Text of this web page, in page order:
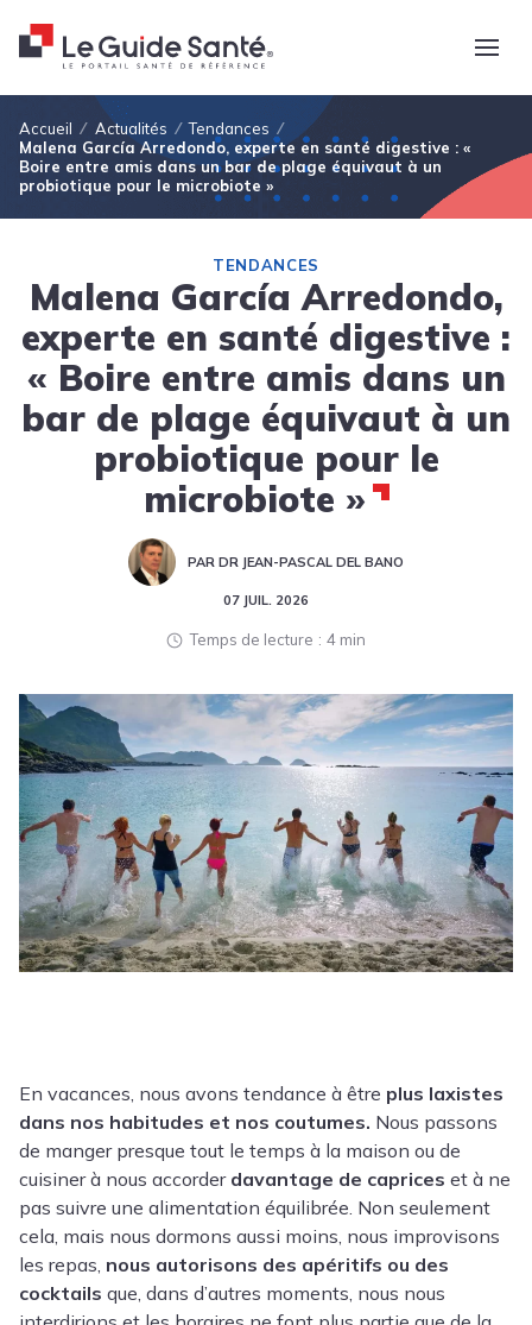
Fil d'Ariane
Accueil Actualités
Tendances
Malena García Arredondo, experte en santé digestive : «
Boire entre amis dans un bar de plage équivaut à un
probiotique pour le microbiote »
TENDANCES
Malena García Arredondo,
experte en santé digestive :
« Boire entre amis dans un
bar de plage équivaut à un
probiotique pour le
microbiote »
PAR DR JEAN-PASCAL DEL BANO
07 JUIL. 2026
Temps de lecture 4 min
En vacances, nous avons tendance à être plus laxistes
dans nos habitudes et nos coutumes. Nous passons
de manger presque tout le temps à la maison ou de
cuisiner à nous accorder davantage de caprices et à ne
pas suivre une alimentation équilibrée. Non seulement
cela, mais nous dormons aussi moins, nous improvisons
les repas, nous autorisons des apéritifs ou des
cocktails que, dans d’autres moments, nous nous